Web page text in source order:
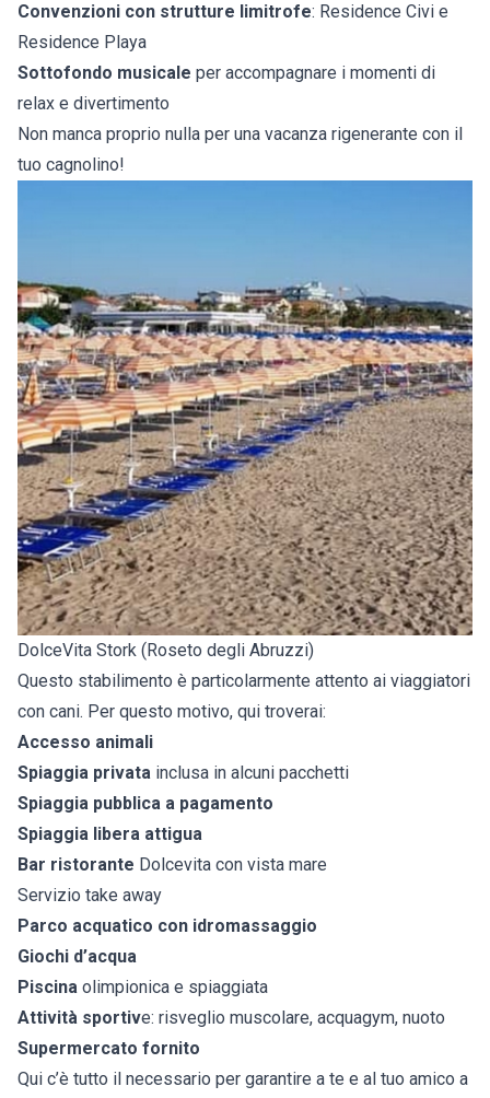
Convenzioni con strutture limitrofe: Residence Civi e
Residence Playa
Sottofondo musicale per accompagnare i momenti di
relax e divertimento
Non manca proprio nulla per una vacanza rigenerante con il
tuo cagnolino!
DolceVita Stork (Roseto degli Abruzzi)
Questo stabilimento è particolarmente attento ai viaggiatori
con cani. Per questo motivo, qui troverai:
Accesso animali
Spiaggia privata inclusa in alcuni pacchetti
Spiaggia pubblica a pagamento
Spiaggia libera attigua
Bar ristorante Dolcevita con vista mare
Servizio take away
Parco acquatico con idromassaggio
Giochi d’acqua
Piscina olimpionica e spiaggiata
Attività sportive: risveglio muscolare, acquagym, nuoto
Supermercato fornito
Qui c’è tutto il necessario per garantire a te e al tuo amico a